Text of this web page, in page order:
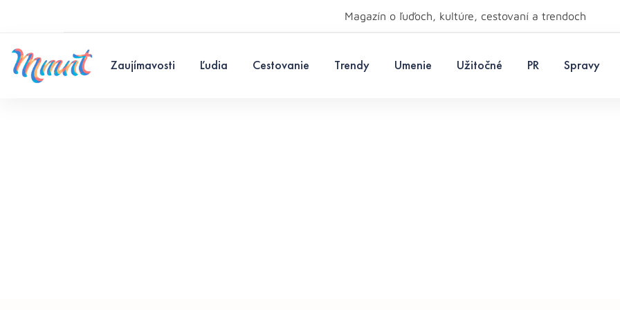
Magazín o ľuďoch, kultúre, cestovaní a trendoch
Zaujímavosti Ľudia Cestovanie Trendy Umenie Užitočné PR Spravy